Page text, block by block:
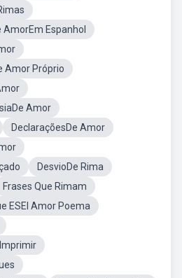
AmorEm Espanhol
Amor Próprio
Amor
DeclaraçõesDe Amor
DesvioDe Rima
Frases Que Rimam
ESEl Amor Poema